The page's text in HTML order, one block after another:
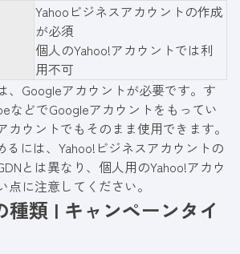
Yahooビジネスアカウントの作成
が必須
個人のYahoo!アカウントでは利
用不可
、Googleアカウントが必要です。す
などでGoogleアカウントをもってい
カウントでもそのまま使用できます。
るには、Yahoo!ビジネスアカウントの
とは異なり、個人用のYahoo!アカウ
点に注意してください。
種類 | キャンペーンタイ